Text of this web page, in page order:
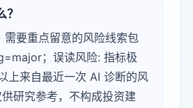
需要重点留意的风险线索包
；误读风险: 指标极
上来自最近一次 AI 诊断的风
研究参考，不构成投资建